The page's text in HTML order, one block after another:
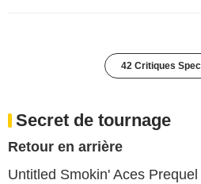
42 Critiques
Secret de tournage
Retour en arrière
Untitled Smokin' Aces